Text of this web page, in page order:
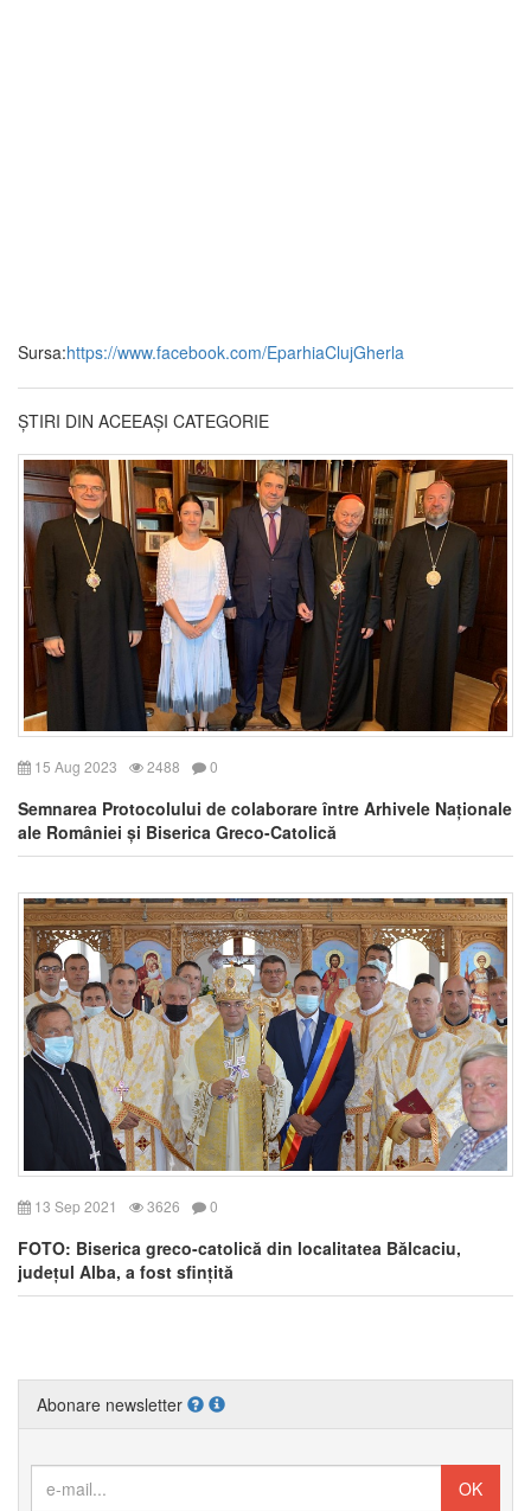
Sursa:https://www.facebook.com/EparhiaClujGherla
ȘTIRI DIN ACEEAȘI CATEGORIE
15 Aug 2023 2488 0
Semnarea Protocolului de colaborare între Arhivele Naționale
ale României și Biserica Greco-Catolică
13 Sep 2021 3626 0
FOTO: Biserica greco-catolică din localitatea Bălcaciu,
județul Alba, a fost sfințită
Abonare newsletter